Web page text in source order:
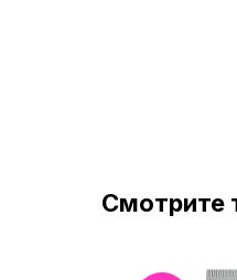
Смотрите